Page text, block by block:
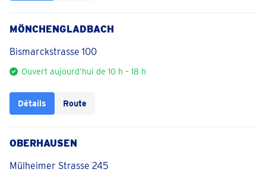
MÖNCHENGLADBACH
Bismarckstrasse 100
Ouvert aujourd’hui de 10 h – 18 h
Détails Route
OBERHAUSEN
Mülheimer Strasse 245